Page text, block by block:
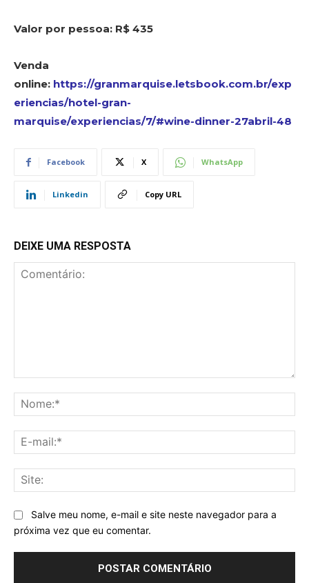
Valor por pessoa: R$ 435
Venda
online: https://granmarquise.letsbook.com.br/exp
eriencias/hotel-gran-
marquise/experiencias/7/#wine-dinner-27abril-48
Facebook X WhatsApp
Linkedin Copy URL
DEIXE UMA RESPOSTA
Salve meu nome, e-mail e site neste navegador para a
próxima vez que eu comentar.